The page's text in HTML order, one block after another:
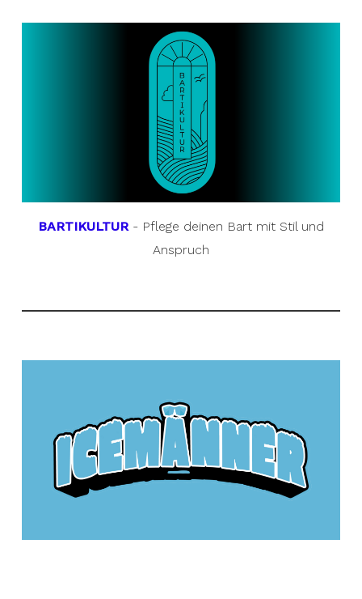
BARTIKULTUR- Pflege deinen Bart mit Stil und
Anspruch